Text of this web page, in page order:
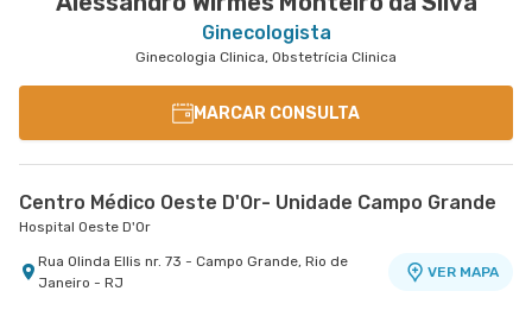
Ginecologista
Ginecologia Clinica, Obstetrícia Clinica
MARCAR CONSULTA
Centro Médico Oeste D'Or- Unidade Campo Grande
Hospital Oeste D'Or
Rua Olinda Ellis nr. 73 - Campo Grande, Rio de
Janeiro - RJ
VER MAPA